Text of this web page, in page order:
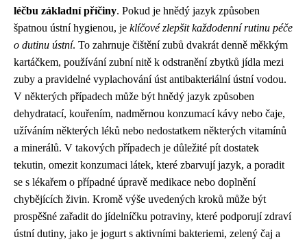
léčbu základní příčiny. Pokud je hnědý jazyk způsoben
špatnou ústní hygienou, je klíčové zlepšit každodenní rutinu péče
o dutinu ústní. To zahrnuje čištění zubů dvakrát denně měkkým
kartáčkem, používání zubní nitě k odstranění zbytků jídla mezi
zuby a pravidelné vyplachování úst antibakteriální ústní vodou.
V některých případech může být hnědý jazyk způsoben
dehydratací, kouřením, nadměrnou konzumací kávy nebo čaje,
užíváním některých léků nebo nedostatkem některých vitamínů
a minerálů. V takových případech je důležité pít dostatek
tekutin, omezit konzumaci látek, které zbarvují jazyk, a poradit
se s lékařem o případné úpravě medikace nebo doplnění
chybějících živin. Kromě výše uvedených kroků může být
prospěšné zařadit do jídelníčku potraviny, které podporují zdraví
ústní dutiny, jako je jogurt s aktivními bakteriemi, zelený čaj a